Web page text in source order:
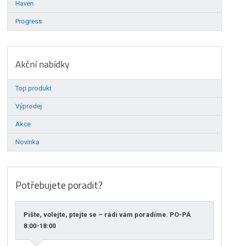
Haven
Progress
Akční nabídky
Top produkt
Výprodej
Akce
Novinka
Potřebujete poradit?
Pište, volejte, ptejte se – rádi vám poradíme. PO-PÁ
8:00-18:00